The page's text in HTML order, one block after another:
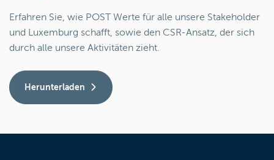
Erfahren Sie, wie POST Werte für alle unsere Stakeholder
und Luxemburg schafft, sowie den CSR-Ansatz, der sich
durch alle unsere Aktivitäten zieht.
Herunterladen